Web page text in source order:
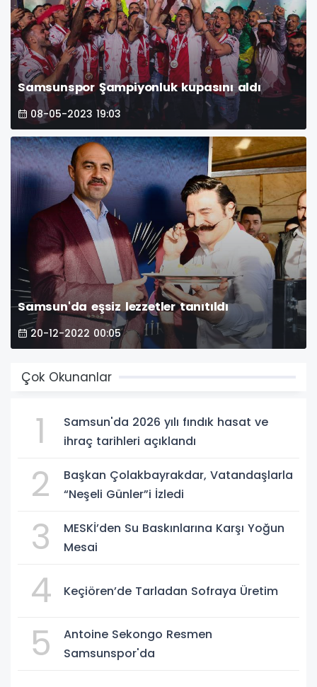
Samsunspor Şampiyonluk kupasını aldı
08-05-2023 19:03
Samsun'da eşsiz lezzetler tanıtıldı
20-12-2022 00:05
Çok Okunanlar
1
Samsun'da 2026 yılı fındık hasat ve
ihraç tarihleri açıklandı
2
Başkan Çolakbayrakdar, Vatandaşlarla
“Neşeli Günler”i İzledi
3
MESKİ’den Su Baskınlarına Karşı Yoğun
Mesai
4 Keçiören’de Tarladan Sofraya Üretim
5
Antoine Sekongo Resmen
Samsunspor'da